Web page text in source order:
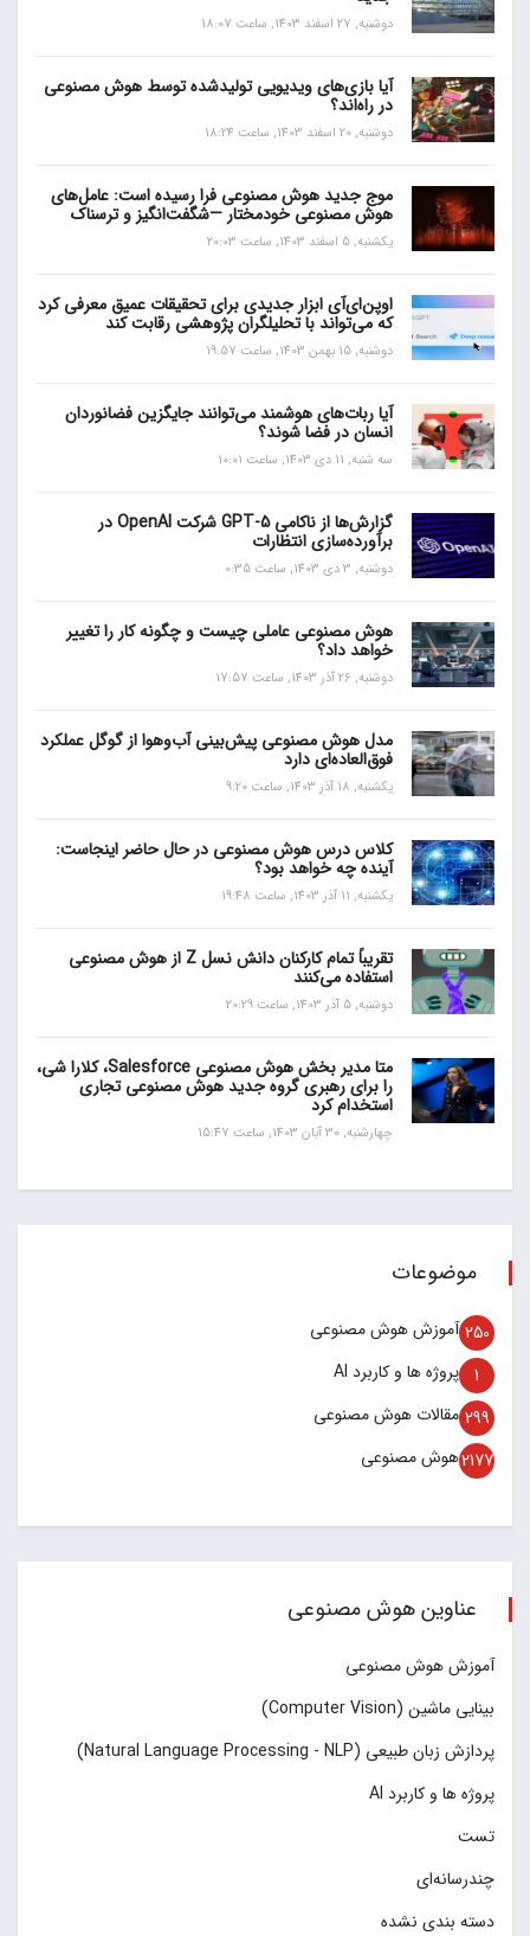
دوشنبه, 27 اسفند 1403, ساعت 18:07
آیا بازی‌های ویدیویی تولیدشده توسط هوش مصنوعی
در راه‌اند؟
دوشنبه, 20 اسفند 1403, ساعت 18:24
موج جدید هوش مصنوعی فرا رسیده است: عامل‌های
هوش مصنوعی خودمختار —شگفت‌انگیز و ترسناک
یکشنبه, 5 اسفند 1403, ساعت 20:03
اوپن‌ای‌آی ابزار جدیدی برای تحقیقات عمیق معرفی کرد
که می‌تواند با تحلیلگران پژوهشی رقابت کند
دوشنبه, 15 بهمن 1403, ساعت 19:57
آیا ربات‌های هوشمند می‌توانند جایگزین فضانوردان
انسان در فضا شوند؟
سه شنبه, 11 دی 1403, ساعت 10:01
گزارش‌ها از ناکامی GPT-5 شرکت OpenAI در
برآورده‌سازی انتظارات
دوشنبه, 3 دی 1403, ساعت 0:35
هوش مصنوعی عاملی چیست و چگونه کار را تغییر
خواهد داد؟
دوشنبه, 26 آذر 1403, ساعت 17:57
مدل هوش مصنوعی پیش‌بینی آب‌و‌هوا از گوگل عملکرد
فوق‌العاده‌ای دارد
یکشنبه, 18 آذر 1403, ساعت 9:20
کلاس درس هوش مصنوعی در حال حاضر اینجاست:
آینده چه خواهد بود؟
یکشنبه, 11 آذر 1403, ساعت 19:48
تقریباً تمام کارکنان دانش نسل Z از هوش مصنوعی
استفاده می‌کنند
دوشنبه, 5 آذر 1403, ساعت 20:29
متا مدیر بخش هوش مصنوعی Salesforce، کلارا شی،
را برای رهبری گروه جدید هوش مصنوعی تجاری
استخدام کرد
چهارشنبه, 30 آبان 1403, ساعت 15:47
موضوعات
آموزش هوش مصنوعی 250
پروژه ها و کاربرد AI 1
مقالات هوش مصنوعی 299
هوش مصنوعی2177
عناوین هوش مصنوعی
آموزش هوش مصنوعی
بینایی ماشین (Computer Vision)
پردازش زبان طبیعی (Natural Language Processing - NLP)
پروژه ها و کاربرد AI
تست
چند‌‌رسانه‌ای
دسته بندی نشده